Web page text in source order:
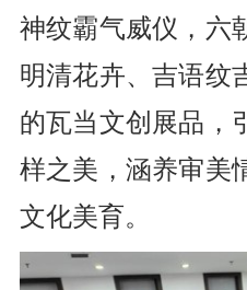
神纹霸气威仪，六
明清花卉、吉语纹
的瓦当文创展品，
样之美，涵养审美
文化美育。